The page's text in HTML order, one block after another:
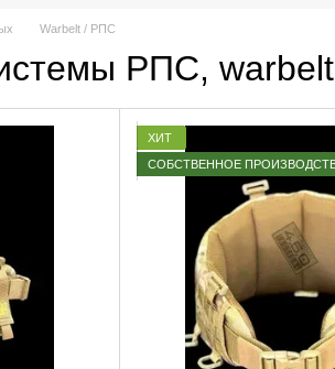
Warbelt / РПС
РПС, warbelt
ХИТ
СОБСТВЕННОЕ